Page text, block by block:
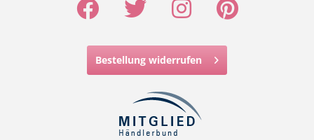
Bestellung widerrufen